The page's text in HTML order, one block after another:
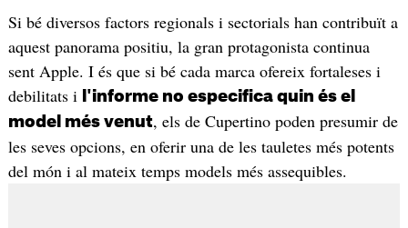
Si bé diversos factors regionals i sectorials han contribuït a
aquest panorama positiu, la gran protagonista continua
sent Apple. I és que si bé cada marca ofereix fortaleses i
debilitats i
l'informe no especifica quin és el
model més venut, els de Cupertino poden presumir de
les seves opcions, en oferir una de les tauletes més potents
del món i al mateix temps models més assequibles.